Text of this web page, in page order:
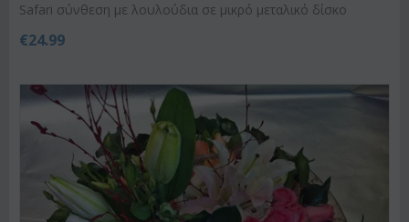
Safari σύνθεση με λουλούδια σε μικρό μεταλικό δίσκο
€24.99